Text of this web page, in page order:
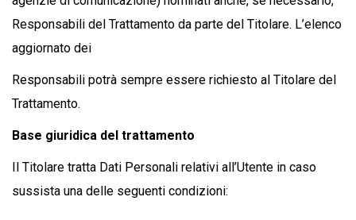
Responsabili del Trattamento da parte del Titolare. L’elenco
aggiornato dei
Responsabili potrà sempre essere richiesto al Titolare del
Trattamento.
Base giuridica del trattamento
Il Titolare tratta Dati Personali relativi all’Utente in caso
sussista una delle seguenti condizioni: